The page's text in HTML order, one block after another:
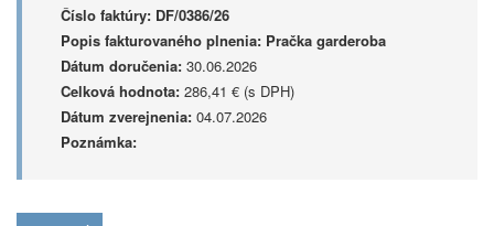
Číslo faktúry: DF/0386/26
Popis fakturovaného plnenia: Pračka garderoba
Dátum doručenia: 30.06.2026
Celková hodnota: 286,41 € (s DPH)
Dátum zverejnenia: 04.07.2026
Poznámka: